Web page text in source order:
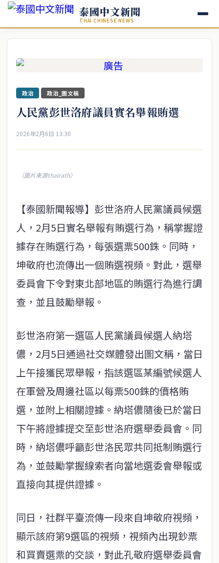
泰國中文新聞
THAI CHINESE NEWS
政治 政治_圖文稿
人民黨彭世洛府議員實名舉報賄選
2026年2月6日 13:30
（圖片來源thairath）
【泰國新聞報導】彭世洛府人民黨議員候選
人，2月5日實名舉報有賄選行為，稱掌握證
據存在賄選行為，每張選票500銖。同時，
坤敬府也流傳出一個賄選視頻。對此，選舉
委員會下令對東北部地區的賄選行為進行調
查，並且鼓勵舉報。
彭世洛府第一選區人民黨議員候選人納塔
儂，2月5日通過社交媒體發出圖文稱，當日
上午接獲民眾舉報，指該選區某編號候選人
在軍營及周邊社區以每票500銖的價格賄
選，並附上相關證據。納塔儂隨後已於當日
下午將證據提交至彭世洛府選舉委員會。同
時，納塔儂呼籲彭世洛民眾共同抵制賄選行
為，並鼓勵掌握線索者向當地選委會舉報或
直接向其提供證據。
同日，社群平臺流傳一段來自坤敬府視頻，
顯示該府第9選區的視頻，視頻內出現鈔票
和買賣選票的交談，對此孔敬府選舉委員會